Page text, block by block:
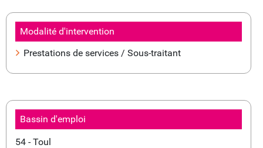
Modalité d'intervention
Prestations de services / Sous-traitant
Bassin d'emploi
54 - Toul